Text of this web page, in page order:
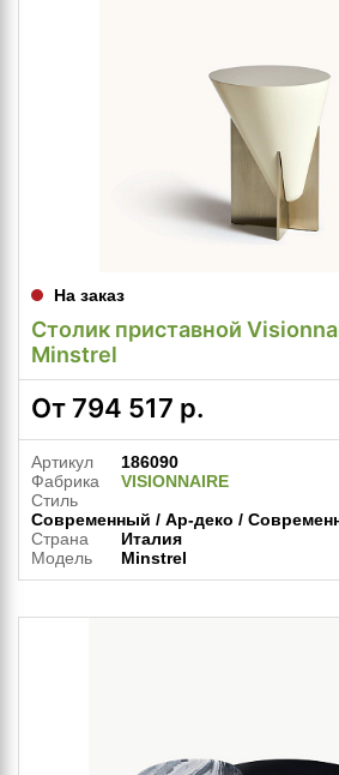
На заказ
Столик приставной
Minstrel
От 794 517 р.
Артикул
186090
Фабрика
VISIONNAIRE
Стиль
Современный / Ар-деко /
Страна
Италия
Модель
Minstrel